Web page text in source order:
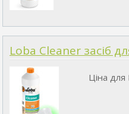
Loba Cleaner засіб
Ціна для